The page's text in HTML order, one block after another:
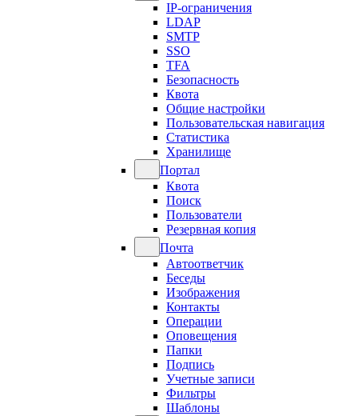
IP-ограничения
LDAP
SMTP
SSO
TFA
Безопасность
Квота
Общие настройки
Пользовательская навигация
Статистика
Хранилище
Портал
Квота
Поиск
Пользователи
Резервная копия
Почта
Автоответчик
Беседы
Изображения
Контакты
Операции
Оповещения
Папки
Подпись
Учетные записи
Фильтры
Шаблоны